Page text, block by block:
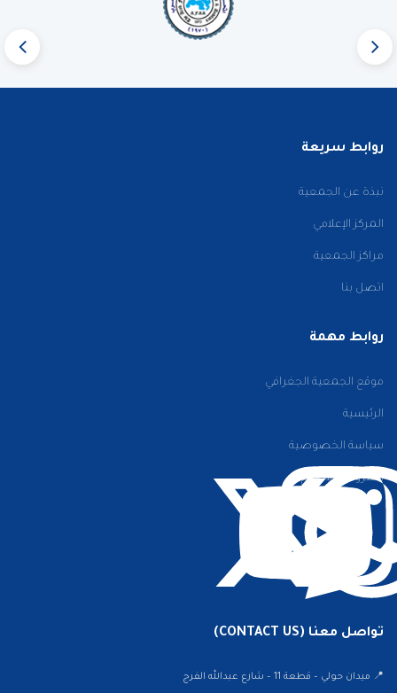
روابط سريعة
نبذة عن الجمعية
المركز الإعلامي
مراكز الجمعية
اتصل بنا
روابط مهمة
موقع الجمعية الجغرافي
الرئيسية
سياسة الخصوصية
الشروط والأحكام
تواصل معنا (CONTACT US)
📍 ميدان حولي – قطعة 11 – شارع عبدالله الفرج